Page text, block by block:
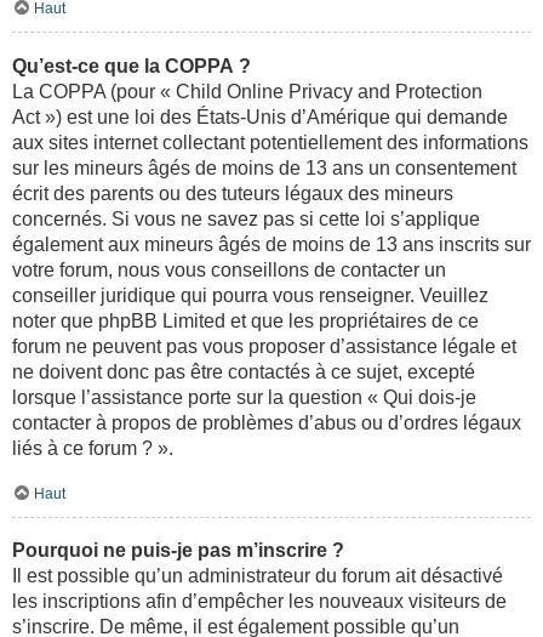
Haut
Qu’est-ce que la COPPA ?
La COPPA (pour « Child Online Privacy and Protection
Act ») est une loi des États-Unis d’Amérique qui demande
aux sites internet collectant potentiellement des informations
sur les mineurs âgés de moins de 13 ans un consentement
écrit des parents ou des tuteurs légaux des mineurs
concernés. Si vous ne savez pas si cette loi s’applique
également aux mineurs âgés de moins de 13 ans inscrits sur
votre forum, nous vous conseillons de contacter un
conseiller juridique qui pourra vous renseigner. Veuillez
noter que phpBB Limited et que les propriétaires de ce
forum ne peuvent pas vous proposer d’assistance légale et
ne doivent donc pas être contactés à ce sujet, excepté
lorsque l’assistance porte sur la question « Qui dois-je
contacter à propos de problèmes d’abus ou d’ordres légaux
liés à ce forum ? ».
Haut
Pourquoi ne puis-je pas m’inscrire ?
Il est possible qu’un administrateur du forum ait désactivé
les inscriptions afin d’empêcher les nouveaux visiteurs de
s’inscrire. De même, il est également possible qu’un